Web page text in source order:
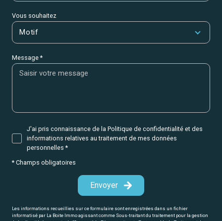
Vous souhaitez
Motif
Message *
J'ai pris connaissance de la Politique de confidentialité et des
informations relatives au traitement de mes données
personnelles *
* Champs obligatoires
Envoyer
Les informations recueillies sur ce formulaire sont enregistrées dans un fichier
informatisé par La Boite Immo agissant comme Sous-traitant du traitement pour la gestion